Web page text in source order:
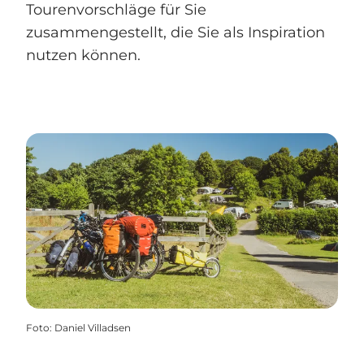
Tourenvorschläge für Sie
zusammengestellt, die Sie als Inspiration
nutzen können.
Foto: Daniel Villadsen